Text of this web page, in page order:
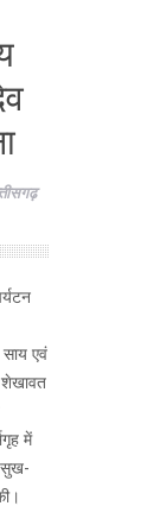
एवं
शेखावत
में
सुख-